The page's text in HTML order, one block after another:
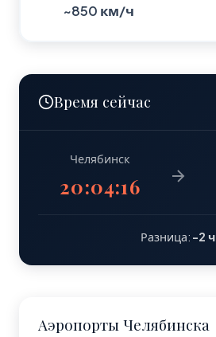
~850 км/ч
Время сейчас
Челябинск
20:04:16
Разница: -2 ч
Аэропорты Челябинска